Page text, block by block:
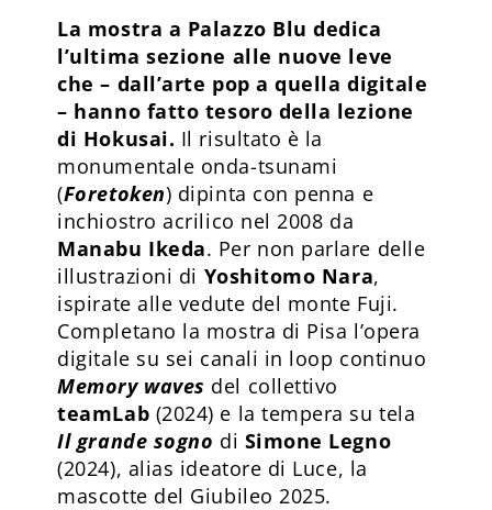
La mostra a Palazzo Blu dedica
l’ultima sezione alle nuove leve
che – dall’arte pop a quella digitale
– hanno fatto tesoro della lezione
di Hokusai. Il risultato è la
monumentale onda-tsunami
(Foretoken) dipinta con penna e
inchiostro acrilico nel 2008 da
Manabu Ikeda. Per non parlare delle
illustrazioni di Yoshitomo Nara,
ispirate alle vedute del monte Fuji.
Completano la mostra di Pisa l’opera
digitale su sei canali in loop continuo
Memory waves del collettivo
teamLab (2024) e la tempera su tela
Il grande sogno di Simone Legno
(2024), alias ideatore di Luce, la
mascotte del Giubileo 2025.